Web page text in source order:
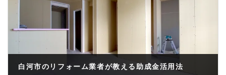
白河市のリフォーム業者が教える助成金活用法